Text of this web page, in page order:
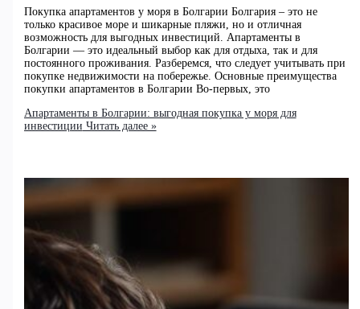
Покупка апартаментов у моря в Болгарии Болгария – это не
только красивое море и шикарные пляжи, но и отличная
возможность для выгодных инвестиций. Апартаменты в
Болгарии — это идеальный выбор как для отдыха, так и для
постоянного проживания. Разберемся, что следует учитывать при
покупке недвижимости на побережье. Основные преимущества
покупки апартаментов в Болгарии Во-первых, это
Апартаменты в Болгарии: выгодная покупка у моря для
инвестиции Читать далее »